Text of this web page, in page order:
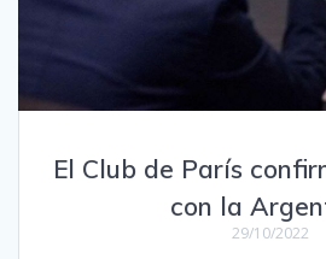
El Club de París
con la
29/10/2022